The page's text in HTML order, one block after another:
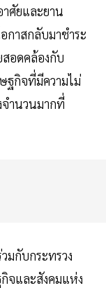
ศัยและยาน
กาสกลับมาชำระ
อดคล้องกับ
ฐกิจที่มีความไม่
ำนวนมากที่
มกับกระทรวง
จและสังคมแห่ง